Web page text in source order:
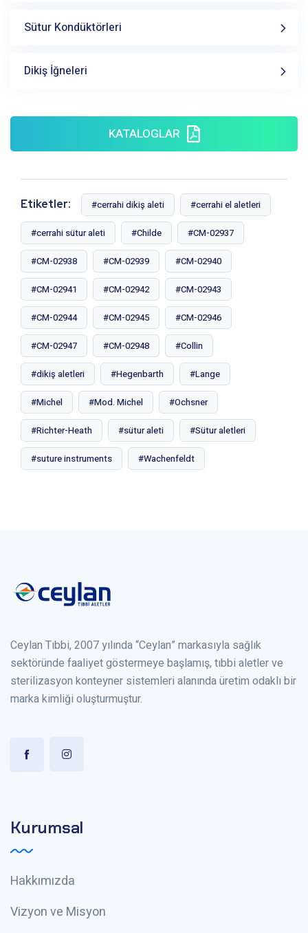
Sütur Kondüktörleri
Dikiş İğneleri
KATALOGLAR
Etiketler: #cerrahi dikiş aleti #cerrahi el aletleri
#cerrahi sütur aleti #Childe #CM-02937
#CM-02938 #CM-02939 #CM-02940
#CM-02941 #CM-02942 #CM-02943
#CM-02944 #CM-02945 #CM-02946
#CM-02947 #CM-02948 #Collin
#dikiş aletleri #Hegenbarth #Lange
#Michel #Mod. Michel #Ochsner
#Richter-Heath #sütur aleti #Sütur aletleri
#suture instruments #Wachenfeldt
Ceylan Tıbbi, 2007 yılında “Ceylan” markasıyla sağlık
sektöründe faaliyet göstermeye başlamış, tıbbi aletler ve
sterilizasyon konteyner sistemleri alanında üretim odaklı bir
marka kimliği oluşturmuştur.
Kurumsal
Hakkımızda
Vizyon ve Misyon